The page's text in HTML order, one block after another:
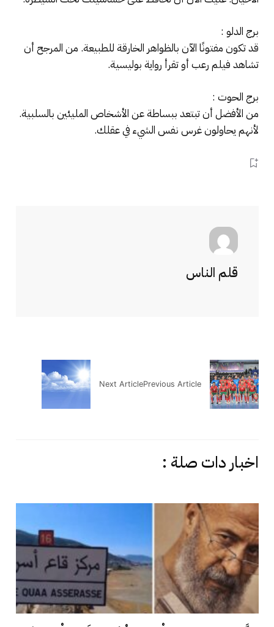
برج الدلو :
قد تكون مفتونًا الآن بالظواهر الخارقة للطبيعة. من المرجح أن
تشاهد فيلم رعب أو تقرأ رواية بوليسية.
برج الحوت :
من الأفضل أن تبتعد ببساطة عن الأشخاص المليئين بالسلبية.
لأنهم يحاولون غرس نفس الشيء في عقلك.
قلم الناس
Previous Article
Next Article
اخبار دات صلة :